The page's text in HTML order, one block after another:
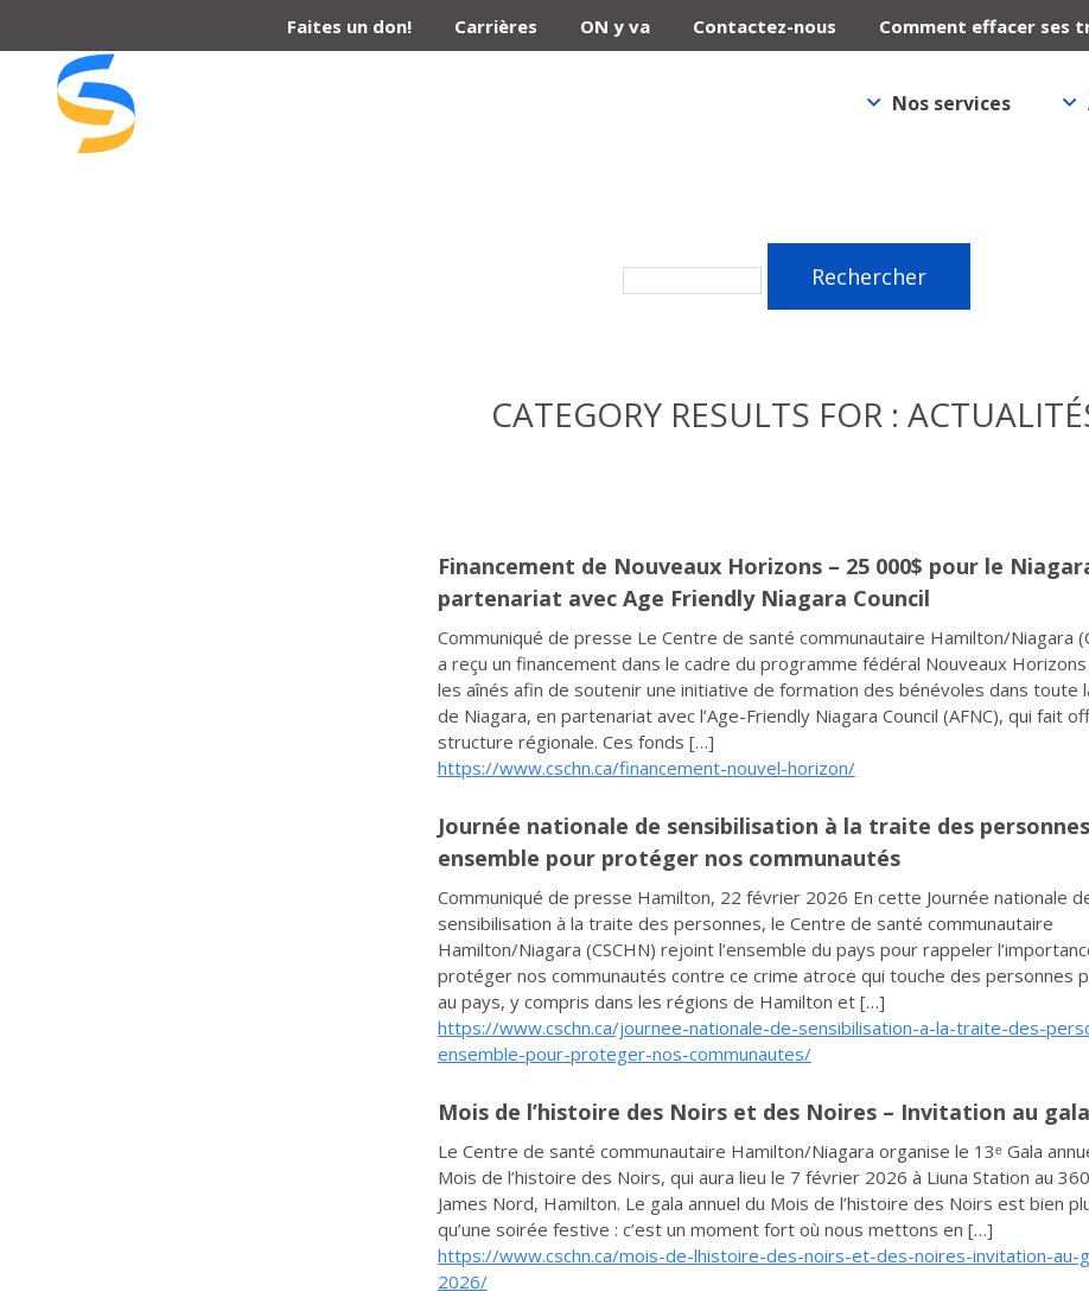
to
content
Faites un don! Carrières ON y va Contactez-nous Comment effacer ses
CATEGORY RESULTS FOR :
Financement de Nouveaux Horizons – 25 000$ pour le
partenariat avec Age Friendly Niagara Council
Communiqué de presse Le Centre de santé communautaire Hamilton/Niagara
a reçu un financement dans le cadre du programme fédéral Nouveaux
les aînés afin de soutenir une initiative de formation des bénévoles dans toute
de Niagara, en partenariat avec l’Age-Friendly Niagara Council (AFNC), qui fait
structure régionale. Ces fonds […]
https://www.cschn.ca/financement-nouvel-horizon/
Journée nationale de sensibilisation à la traite des
ensemble pour protéger nos communautés
Communiqué de presse Hamilton, 22 février 2026 En cette Journée nationale
sensibilisation à la traite des personnes, le Centre de santé communautaire
Hamilton/Niagara (CSCHN) rejoint l’ensemble du pays pour rappeler
protéger nos communautés contre ce crime atroce qui touche des personnes
au pays, y compris dans les régions de Hamilton et […]
https://www.cschn.ca/journee-nationale-de-sensibilisation-a-la-traite-des-
ensemble-pour-proteger-nos-communautes/
Mois de l’histoire des Noirs et des Noires – Invitation au
Le Centre de santé communautaire Hamilton/Niagara organise le 13ᵉ Gala
Mois de l’histoire des Noirs, qui aura lieu le 7 février 2026 à Liuna Station au
James Nord, Hamilton. Le gala annuel du Mois de l’histoire des Noirs est bien
qu’une soirée festive : c’est un moment fort où nous mettons en […]
https://www.cschn.ca/mois-de-lhistoire-des-noirs-et-des-noires-invitation-au-
2026/
Nos services